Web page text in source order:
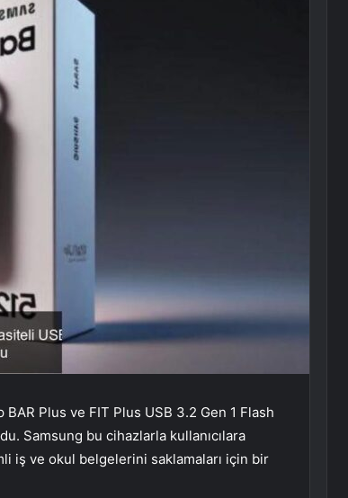
Plus ve FIT Plus USB 3.2 Gen 1 Flash
Samsung bu cihazlarla kullanıcılara
iş ve okul belgelerini saklamaları için bir